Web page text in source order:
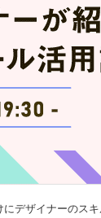
デザイナーのス